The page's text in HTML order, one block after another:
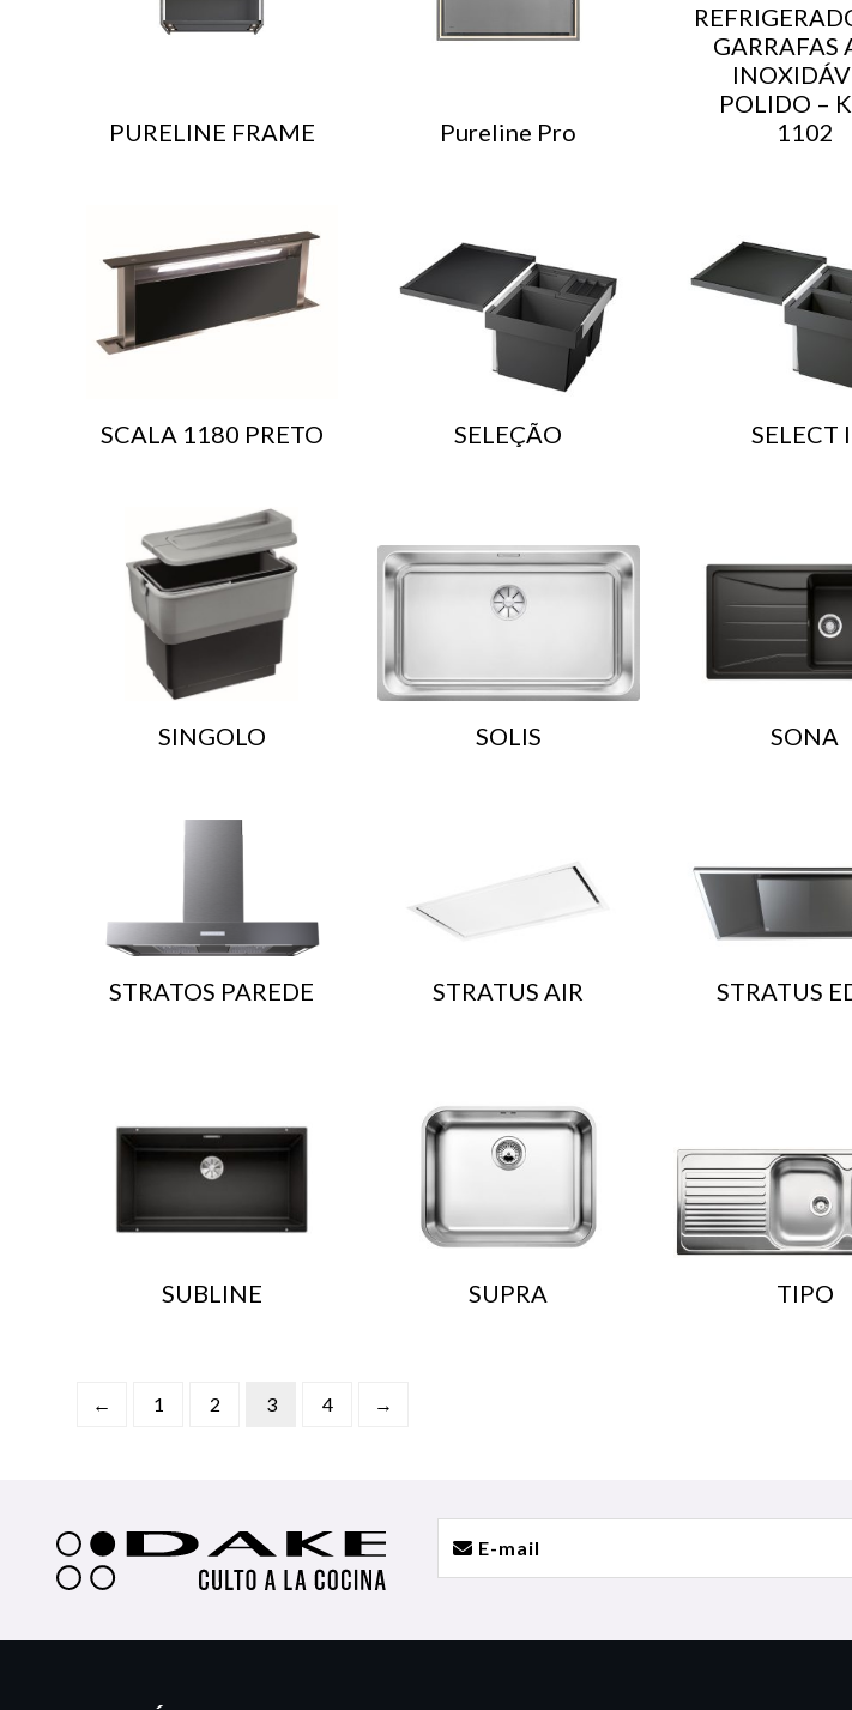
PURELINE FRAME Pureline Pro
GARRAFAS
POLIDO –
1102
SCALA 1180 PRETO SELEÇÃO SELECT
SINGOLO SOLIS SONA
STRATOS PAREDE STRATUS AIR STRATUS
SUBLINE SUPRA TIPO
← 1 2 3 4 →